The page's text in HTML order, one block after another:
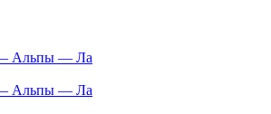
— Альпы — Ла
— Альпы — Ла